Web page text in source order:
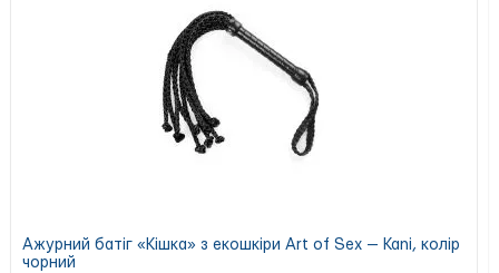
Ажурний батіг «Кішка» з екошкіри Art of Sex — Kani, колір
чорний